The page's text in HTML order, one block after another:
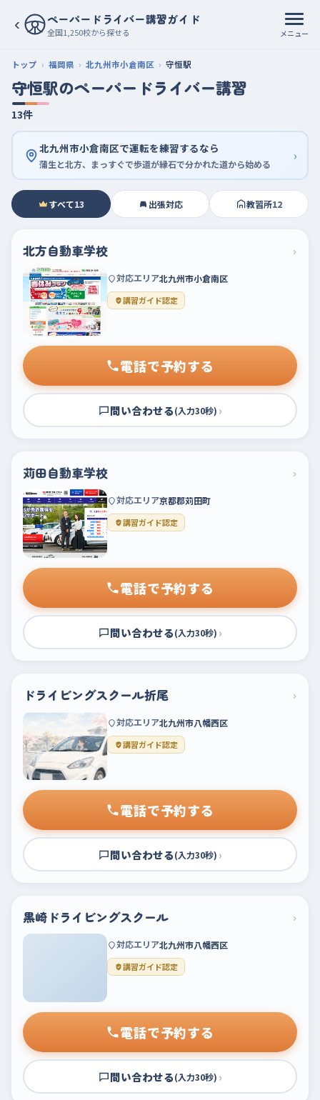
‹ ペーパードライバー講習ガイド
全国1,250校から探せる メニュー
トップ 福岡県 北九州市小倉南区 守恒駅
守恒駅のペーパードライバー講習
13件
北九州市小倉南区で運転を練習するなら
蒲生と北方、まっすぐで歩道が縁石で分かれた道から始める ›
すべて13 出張対応 教習所12
北方自動車学校 ›
対応エリア北九州市小倉南区
講習ガイド認定
電話で予約する
問い合わせる(入力30秒) ›
苅田自動車学校 ›
対応エリア京都郡苅田町
講習ガイド認定
電話で予約する
問い合わせる(入力30秒) ›
ドライビングスクール折尾 ›
対応エリア北九州市八幡西区
講習ガイド認定
電話で予約する
問い合わせる(入力30秒) ›
黒崎ドライビングスクール ›
対応エリア北九州市八幡西区
講習ガイド認定
電話で予約する
問い合わせる(入力30秒) ›